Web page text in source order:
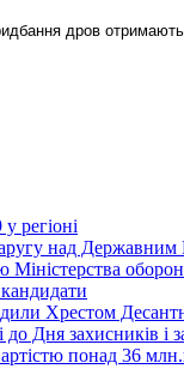
дров отримають
регіоні
над
Міністерства
Хрестом
Дня захисників і
понад 36